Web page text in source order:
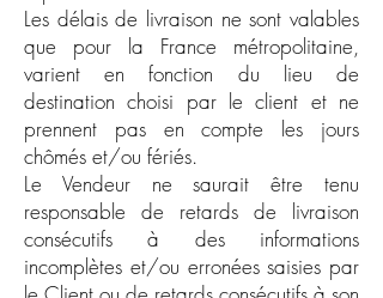
Les délais de livraison ne sont valables
que pour la France métropolitaine,
varient en fonction du lieu de
destination choisi par le client et ne
prennent pas en compte les jours
chômés et/ou fériés.
Le Vendeur ne saurait être tenu
responsable de retards de livraison
consécutifs à des informations
incomplètes et/ou erronées saisies par